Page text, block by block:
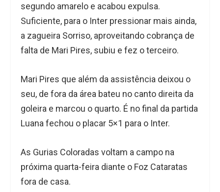
segundo amarelo e acabou expulsa.
Suficiente, para o Inter pressionar mais ainda,
a zagueira Sorriso, aproveitando cobrança de
falta de Mari Pires, subiu e fez o terceiro.
Mari Pires que além da assistência deixou o
seu, de fora da área bateu no canto direita da
goleira e marcou o quarto. É no final da partida
Luana fechou o placar 5×1 para o Inter.
As Gurias Coloradas voltam a campo na
próxima quarta-feira diante o Foz Cataratas
fora de casa.